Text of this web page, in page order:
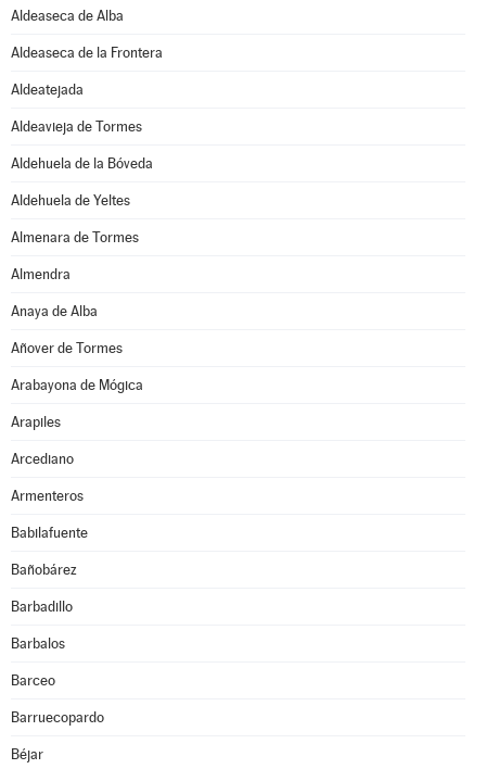
Aldeaseca de Alba
Aldeaseca de la Frontera
Aldeatejada
Aldeavieja de Tormes
Aldehuela de la Bóveda
Aldehuela de Yeltes
Almenara de Tormes
Almendra
Anaya de Alba
Añover de Tormes
Arabayona de Mógica
Arapiles
Arcediano
Armenteros
Babilafuente
Bañobárez
Barbadillo
Barbalos
Barceo
Barruecopardo
Béjar